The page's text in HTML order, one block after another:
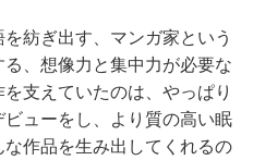
紡ぎ出す、マンガ家という
、想像力と集中力が必要な
支えていたのは、やっぱり
ューをし、より質の高い眠
作品を生み出してくれるの